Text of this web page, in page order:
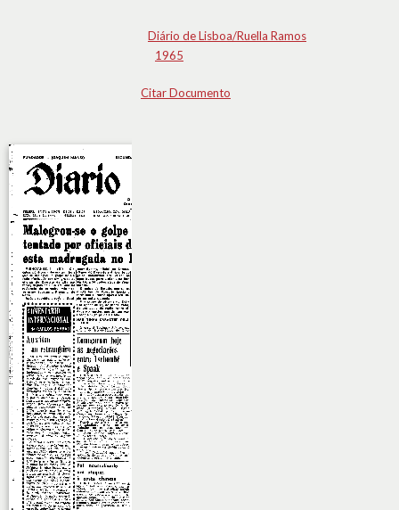
Diário de Lisboa/Ruella Ramos
1965
Citar Documento